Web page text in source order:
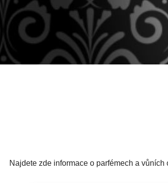
Najdete zde informace o parfémech a